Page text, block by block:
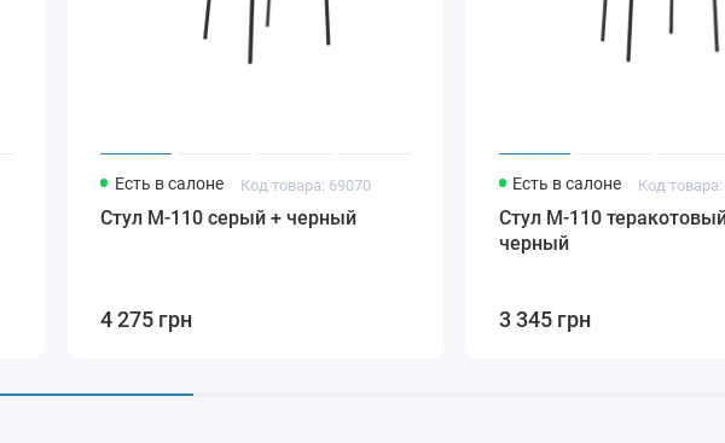
Есть в салоне Код товара: 69070
Стул M-110 серый + черный
4 275 грн
Есть в салоне Код
Стул M-110
черный
3 345 грн